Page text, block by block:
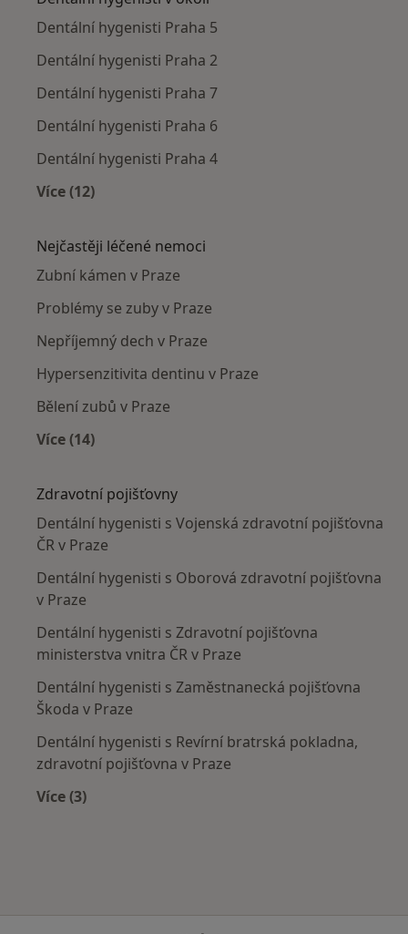
Dentální hygenisti Praha 5
Dentální hygenisti Praha 2
Dentální hygenisti Praha 7
Dentální hygenisti Praha 6
Dentální hygenisti Praha 4
Více (12)
Nejčastěji léčené nemoci
Zubní kámen v Praze
Problémy se zuby v Praze
Nepříjemný dech v Praze
Hypersenzitivita dentinu v Praze
Bělení zubů v Praze
Více (14)
Zdravotní pojišťovny
Dentální hygenisti s Vojenská zdravotní pojišťovna
ČR v Praze
Dentální hygenisti s Oborová zdravotní pojišťovna
v Praze
Dentální hygenisti s Zdravotní pojišťovna
ministerstva vnitra ČR v Praze
Dentální hygenisti s Zaměstnanecká pojišťovna
Škoda v Praze
Dentální hygenisti s Revírní bratrská pokladna,
zdravotní pojišťovna v Praze
Více (3)